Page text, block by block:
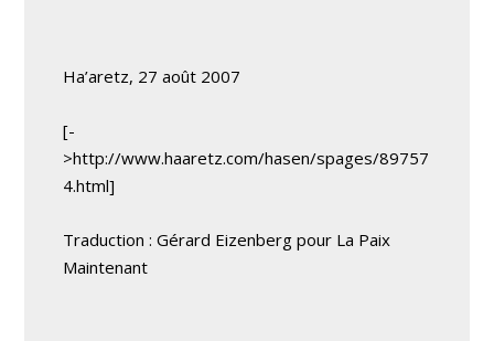
Ha’aretz, 27 août 2007
[-
>http://www.haaretz.com/hasen/spages/89757
4.html]
Traduction : Gérard Eizenberg pour La Paix
Maintenant